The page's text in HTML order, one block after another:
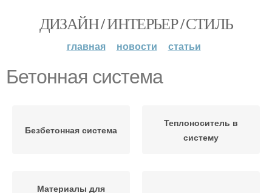
ДИЗАЙН / ИНТЕРЬЕР / СТИЛЬ
главная новости статьи
Бетонная система
Безбетонная система
Теплоноситель в
систему
Материалы для